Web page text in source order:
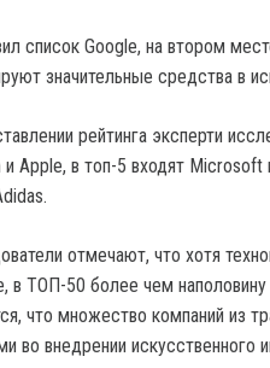
список Google, на втором
значительные средства в
рейтинга эксперти
и Apple, в топ-5 входят
отмечают, что хотя
в ТОП-50 более чем
что множество компаний из
во внедрении искусственного